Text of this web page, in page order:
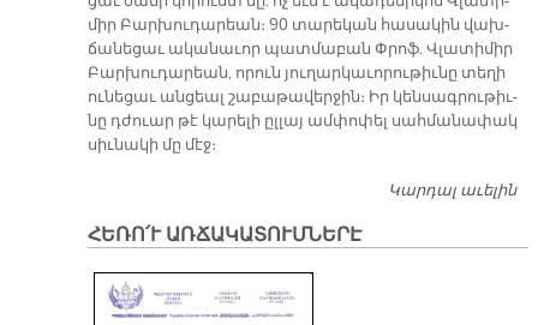
միր Բար­խու­դա­րեան։ 90 տա­րե­կան հա­սա­կին վախ­
ճա­նե­ցաւ ա­կա­նա­ւոր պատ­մա­բան Փրոֆ. Վլա­տի­միր
Բար­խու­դա­րեան, ո­րուն յու­ղար­կա­ւո­րու­թիւ­նը տե­ղի
ու­նե­ցաւ ան­ցեալ շա­բա­թա­վեր­ջին։ Իր կեն­սագ­րու­թիւ­
նը դժուար թէ կա­րե­լի ըլ­լայ ամ­փո­փել սահ­մա­նա­փակ
սիւ­նա­կի մը մէջ։
Կարդալ աւելին
ՀԵՌՈ՛Ւ ԱՌՃԱԿԱՏՈՒՄՆԵՐԷ